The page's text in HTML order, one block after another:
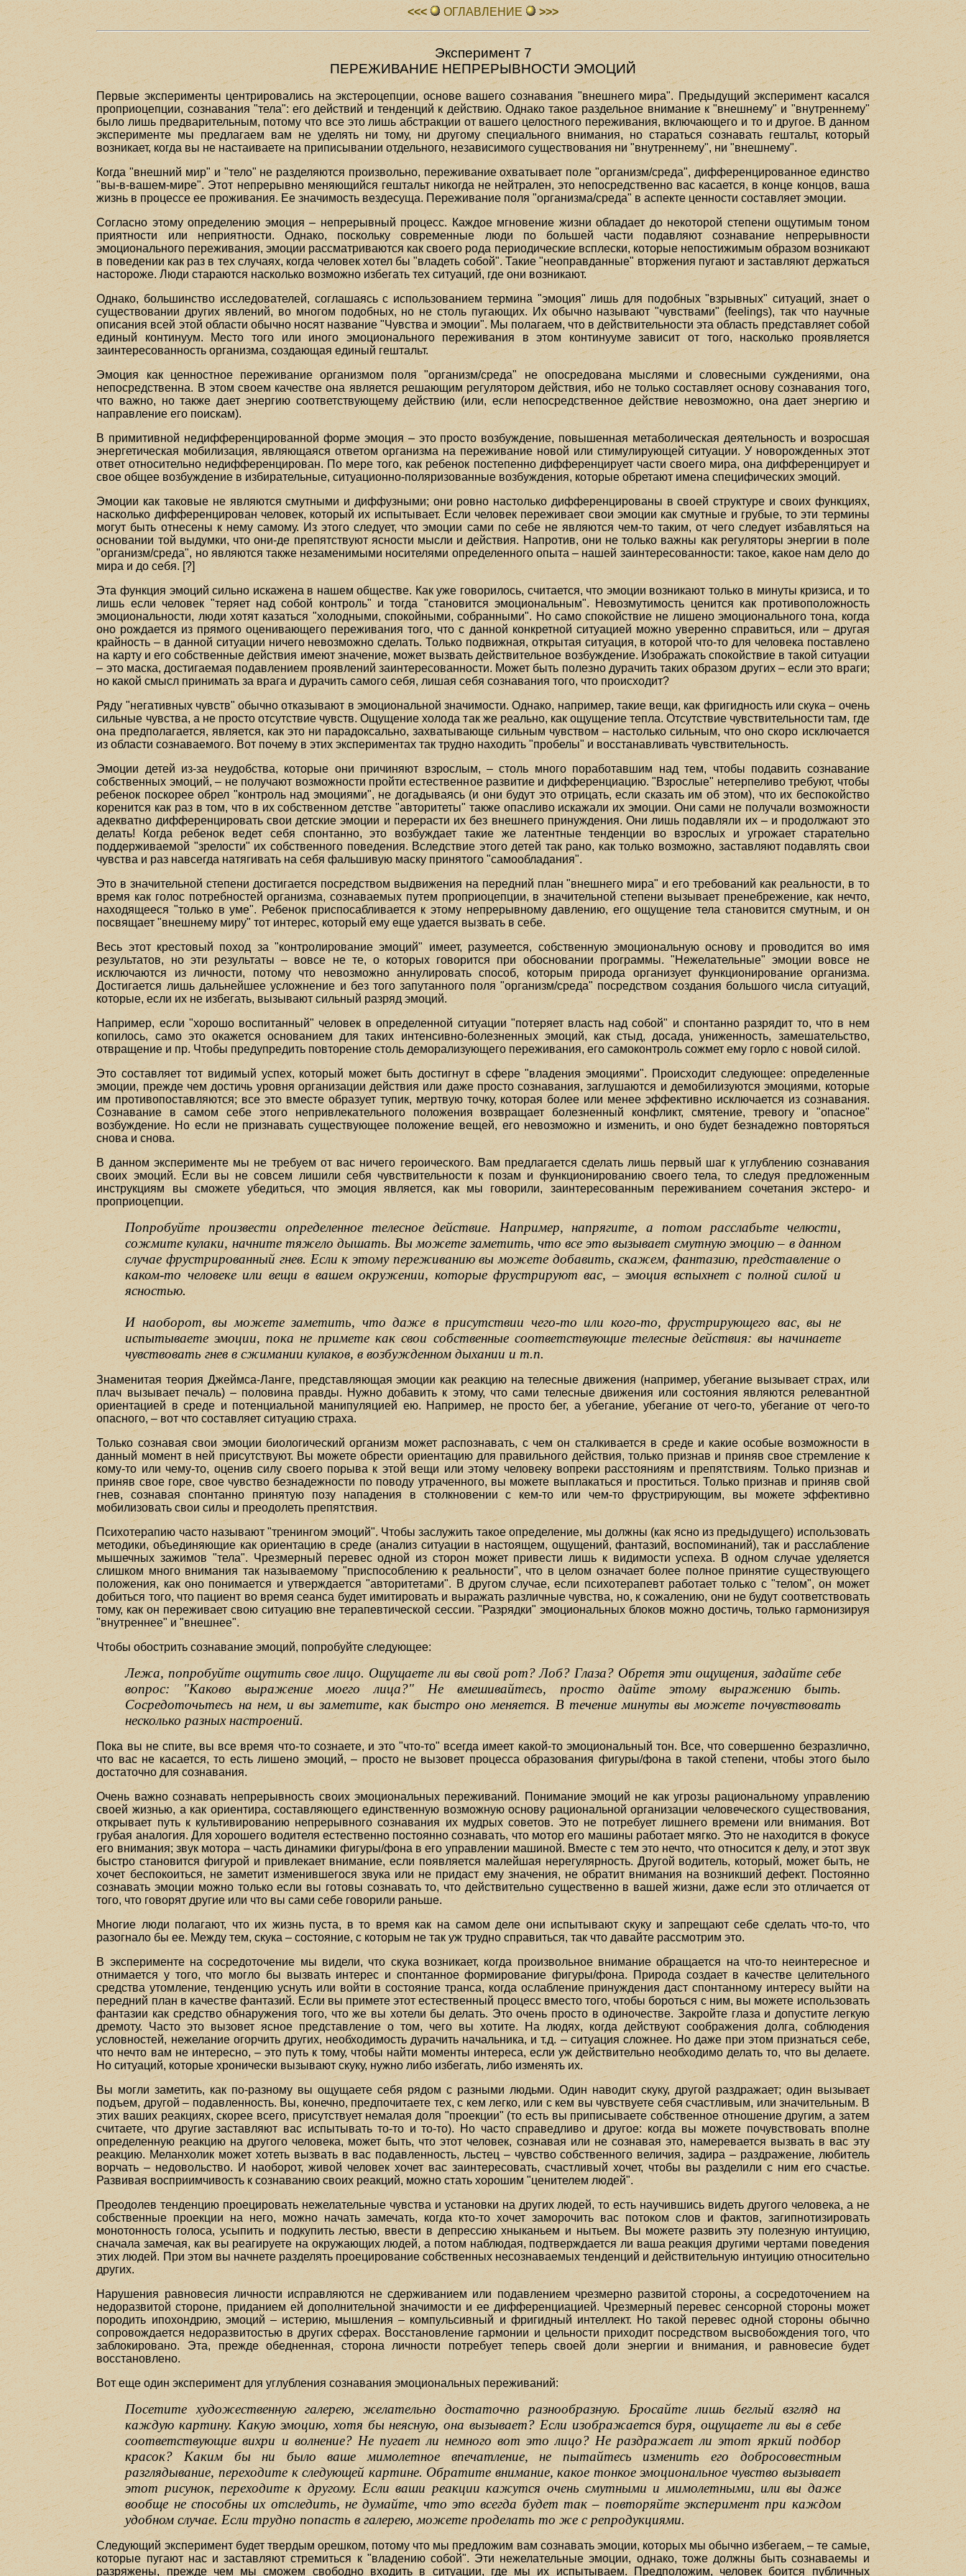
<<< ОГЛАВЛЕHИЕ >>>
Эксперимент 7
ПЕРЕЖИВАНИЕ НЕПРЕРЫВНОСТИ ЭМОЦИЙ
Первые эксперименты центрировались на экстероцепции, основе вашего сознавания "внешнего мира". Предыдущий эксперимент касался
проприоцепции, сознавания "тела": его действий и тенденций к действию. Однако такое раздельное внимание к "внешнему" и "внутреннему"
было лишь предварительным, потому что все это лишь абстракции от вашего целостного переживания, включающего и то и другое. В данном
эксперименте мы предлагаем вам не уделять ни тому, ни другому специального внимания, но стараться сознавать гештальт, который
возникает, когда вы не настаиваете на приписывании отдельного, независимого существования ни "внутреннему", ни "внешнему".
Когда "внешний мир" и "тело" не разделяются произвольно, переживание охватывает поле "организм/среда", дифференцированное единство
"вы-в-вашем-мире". Этот непрерывно меняющийся гештальт никогда не нейтрален, это непосредственно вас касается, в конце концов, ваша
жизнь в процессе ее проживания. Ее значимость вездесуща. Переживание поля "организма/среда" в аспекте ценности составляет эмоции.
Согласно этому определению эмоция – непрерывный процесс. Каждое мгновение жизни обладает до некоторой степени ощутимым тоном
приятности или неприятности. Однако, поскольку современные люди по большей части подавляют сознавание непрерывности
эмоционального переживания, эмоции рассматриваются как своего рода периодические всплески, которые непостижимым образом возникают
в поведении как раз в тех случаях, когда человек хотел бы "владеть собой". Такие "неоправданные" вторжения пугают и заставляют держаться
настороже. Люди стараются насколько возможно избегать тех ситуаций, где они возникают.
Однако, большинство исследователей, соглашаясь с использованием термина "эмоция" лишь для подобных "взрывных" ситуаций, знает о
существовании других явлений, во многом подобных, но не столь пугающих. Их обычно называют "чувствами" (feelings), так что научные
описания всей этой области обычно носят название "Чувства и эмоции". Мы полагаем, что в действительности эта область представляет собой
единый континуум. Место того или иного эмоционального переживания в этом континууме зависит от того, насколько проявляется
заинтересованность организма, создающая единый гештальт.
Эмоция как ценностное переживание организмом поля "организм/среда" не опосредована мыслями и словесными суждениями, она
непосредственна. В этом своем качестве она является решающим регулятором действия, ибо не только составляет основу сознавания того,
что важно, но также дает энергию соответствующему действию (или, если непосредственное действие невозможно, она дает энергию и
направление его поискам).
В примитивной недифференцированной форме эмоция – это просто возбуждение, повышенная метаболическая деятельность и возросшая
энергетическая мобилизация, являющаяся ответом организма на переживание новой или стимулирующей ситуации. У новорожденных этот
ответ относительно недифференцирован. По мере того, как ребенок постепенно дифференцирует части своего мира, она дифференцирует и
свое общее возбуждение в избирательные, ситуационно-поляризованные возбуждения, которые обретают имена специфических эмоций.
Эмоции как таковые не являются смутными и диффузными; они ровно настолько дифференцированы в своей структуре и своих функциях,
насколько дифференцирован человек, который их испытывает. Если человек переживает свои эмоции как смутные и грубые, то эти термины
могут быть отнесены к нему самому. Из этого следует, что эмоции сами по себе не являются чем-то таким, от чего следует избавляться на
основании той выдумки, что они-де препятствуют ясности мысли и действия. Напротив, они не только важны как регуляторы энергии в поле
"организм/среда", но являются также незаменимыми носителями определенного опыта – нашей заинтересованности: такое, какое нам дело до
мира и до себя. [?]
Эта функция эмоций сильно искажена в нашем обществе. Как уже говорилось, считается, что эмоции возникают только в минуты кризиса, и то
лишь если человек "теряет над собой контроль" и тогда "становится эмоциональным". Невозмутимость ценится как противоположность
эмоциональности, люди хотят казаться "холодными, спокойными, собранными". Но само спокойствие не лишено эмоционального тона, когда
оно рождается из прямого оценивающего переживания того, что с данной конкретной ситуацией можно уверенно справиться, или – другая
крайность – в данной ситуации ничего невозможно сделать. Только подвижная, открытая ситуация, в которой что-то для человека поставлено
на карту и его собственные действия имеют значение, может вызвать действительное возбуждение. Изображать спокойствие в такой ситуации
– это маска, достигаемая подавлением проявлений заинтересованности. Может быть полезно дурачить таких образом других – если это враги;
но какой смысл принимать за врага и дурачить самого себя, лишая себя сознавания того, что происходит?
Ряду "негативных чувств" обычно отказывают в эмоциональной значимости. Однако, например, такие вещи, как фригидность или скука – очень
сильные чувства, а не просто отсутствие чувств. Ощущение холода так же реально, как ощущение тепла. Отсутствие чувствительности там, где
она предполагается, является, как это ни парадоксально, захватывающе сильным чувством – настолько сильным, что оно скоро исключается
из области сознаваемого. Вот почему в этих экспериментах так трудно находить "пробелы" и восстанавливать чувствительность.
Эмоции детей из-за неудобства, которые они причиняют взрослым, – столь много поработавшим над тем, чтобы подавить сознавание
собственных эмоций, – не получают возможности пройти естественное развитие и дифференциацию. "Взрослые" нетерпеливо требуют, чтобы
ребенок поскорее обрел "контроль над эмоциями", не догадываясь (и они будут это отрицать, если сказать им об этом), что их беспокойство
коренится как раз в том, что в их собственном детстве "авторитеты" также опасливо искажали их эмоции. Они сами не получали возможности
адекватно дифференцировать свои детские эмоции и перерасти их без внешнего принуждения. Они лишь подавляли их – и продолжают это
делать! Когда ребенок ведет себя спонтанно, это возбуждает такие же латентные тенденции во взрослых и угрожает старательно
поддерживаемой "зрелости" их собственного поведения. Вследствие этого детей так рано, как только возможно, заставляют подавлять свои
чувства и раз навсегда натягивать на себя фальшивую маску принятого "самообладания".
Это в значительной степени достигается посредством выдвижения на передний план "внешнего мира" и его требований как реальности, в то
время как голос потребностей организма, сознаваемых путем проприоцепции, в значительной степени вызывает пренебрежение, как нечто,
находящееся "только в уме". Ребенок приспосабливается к этому непрерывному давлению, его ощущение тела становится смутным, и он
посвящает "внешнему миру" тот интерес, который ему еще удается вызвать в себе.
Весь этот крестовый поход за "контролирование эмоций" имеет, разумеется, собственную эмоциональную основу и проводится во имя
результатов, но эти результаты – вовсе не те, о которых говорится при обосновании программы. "Нежелательные" эмоции вовсе не
исключаются из личности, потому что невозможно аннулировать способ, которым природа организует функционирование организма.
Достигается лишь дальнейшее усложнение и без того запутанного поля "организм/среда" посредством создания большого числа ситуаций,
которые, если их не избегать, вызывают сильный разряд эмоций.
Например, если "хорошо воспитанный" человек в определенной ситуации "потеряет власть над собой" и спонтанно разрядит то, что в нем
копилось, само это окажется основанием для таких интенсивно-болезненных эмоций, как стыд, досада, униженность, замешательство,
отвращение и пр. Чтобы предупредить повторение столь деморализующего переживания, его самоконтроль сожмет ему горло с новой силой.
Это составляет тот видимый успех, который может быть достигнут в сфере "владения эмоциями". Происходит следующее: определенные
эмоции, прежде чем достичь уровня организации действия или даже просто сознавания, заглушаются и демобилизуются эмоциями, которые
им противопоставляются; все это вместе образует тупик, мертвую точку, которая более или менее эффективно исключается из сознавания.
Сознавание в самом себе этого непривлекательного положения возвращает болезненный конфликт, смятение, тревогу и "опасное"
возбуждение. Но если не признавать существующее положение вещей, его невозможно и изменить, и оно будет безнадежно повторяться
снова и снова.
В данном эксперименте мы не требуем от вас ничего героического. Вам предлагается сделать лишь первый шаг к углублению сознавания
своих эмоций. Если вы не совсем лишили себя чувствительности к позам и функционированию своего тела, то следуя предложенным
инструкциям вы сможете убедиться, что эмоция является, как мы говорили, заинтересованным переживанием сочетания экстеро- и
проприоцепции.
Попробуйте произвести определенное телесное действие. Например, напрягите, а потом расслабьте челюсти,
сожмите кулаки, начните тяжело дышать. Вы можете заметить, что все это вызывает смутную эмоцию – в данном
случае фрустрированный гнев. Если к этому переживанию вы можете добавить, скажем, фантазию, представление о
каком-то человеке или вещи в вашем окружении, которые фрустрируют вас, – эмоция вспыхнет с полной силой и
ясностью.
И наоборот, вы можете заметить, что даже в присутствии чего-то или кого-то, фрустрирующего вас, вы не
испытываете эмоции, пока не примете как свои собственные соответствующие телесные действия: вы начинаете
чувствовать гнев в сжимании кулаков, в возбужденном дыхании и т.п.
Знаменитая теория Джеймса-Ланге, представляющая эмоции как реакцию на телесные движения (например, убегание вызывает страх, или
плач вызывает печаль) – половина правды. Нужно добавить к этому, что сами телесные движения или состояния являются релевантной
ориентацией в среде и потенциальной манипуляцией ею. Например, не просто бег, а убегание, убегание от чего-то, убегание от чего-то
опасного, – вот что составляет ситуацию страха.
Только сознавая свои эмоции биологический организм может распознавать, с чем он сталкивается в среде и какие особые возможности в
данный момент в ней присутствуют. Вы можете обрести ориентацию для правильного действия, только признав и приняв свое стремление к
кому-то или чему-то, оценив силу своего порыва к этой вещи или этому человеку вопреки расстояниям и препятствиям. Только признав и
приняв свое горе, свое чувство безнадежности по поводу утраченного, вы можете выплакаться и проститься. Только признав и приняв свой
гнев, сознавая спонтанно принятую позу нападения в столкновении с кем-то или чем-то фрустрирующим, вы можете эффективно
мобилизовать свои силы и преодолеть препятствия.
Психотерапию часто называют "тренингом эмоций". Чтобы заслужить такое определение, мы должны (как ясно из предыдущего) использовать
методики, объединяющие как ориентацию в среде (анализ ситуации в настоящем, ощущений, фантазий, воспоминаний), так и расслабление
мышечных зажимов "тела". Чрезмерный перевес одной из сторон может привести лишь к видимости успеха. В одном случае уделяется
слишком много внимания так называемому "приспособлению к реальности", что в целом означает более полное принятие существующего
положения, как оно понимается и утверждается "авторитетами". В другом случае, если психотерапевт работает только с "телом", он может
добиться того, что пациент во время сеанса будет имитировать и выражать различные чувства, но, к сожалению, они не будут соответствовать
тому, как он переживает свою ситуацию вне терапевтической сессии. "Разрядки" эмоциональных блоков можно достичь, только гармонизируя
"внутреннее" и "внешнее".
Чтобы обострить сознавание эмоций, попробуйте следующее:
Лежа, попробуйте ощутить свое лицо. Ощущаете ли вы свой рот? Лоб? Глаза? Обретя эти ощущения, задайте себе
вопрос: "Каково выражение моего лица?" Не вмешивайтесь, просто дайте этому выражению быть.
Сосредоточьтесь на нем, и вы заметите, как быстро оно меняется. В течение минуты вы можете почувствовать
несколько разных настроений.
Пока вы не спите, вы все время что-то сознаете, и это "что-то" всегда имеет какой-то эмоциональный тон. Все, что совершенно безразлично,
что вас не касается, то есть лишено эмоций, – просто не вызовет процесса образования фигуры/фона в такой степени, чтобы этого было
достаточно для сознавания.
Очень важно сознавать непрерывность своих эмоциональных переживаний. Понимание эмоций не как угрозы рациональному управлению
своей жизнью, а как ориентира, составляющего единственную возможную основу рациональной организации человеческого существования,
открывает путь к культивированию непрерывного сознавания их мудрых советов. Это не потребует лишнего времени или внимания. Вот
грубая аналогия. Для хорошего водителя естественно постоянно сознавать, что мотор его машины работает мягко. Это не находится в фокусе
его внимания; звук мотора – часть динамики фигуры/фона в его управлении машиной. Вместе с тем это нечто, что относится к делу, и этот звук
быстро становится фигурой и привлекает внимание, если появляется малейшая нерегулярность. Другой водитель, который, может быть, не
хочет беспокоиться, не заметит изменившегося звука или не придаст ему значения, не обратит внимания на возникший дефект. Постоянно
сознавать эмоции можно только если вы готовы сознавать то, что действительно существенно в вашей жизни, даже если это отличается от
того, что говорят другие или что вы сами себе говорили раньше.
Многие люди полагают, что их жизнь пуста, в то время как на самом деле они испытывают скуку и запрещают себе сделать что-то, что
разогнало бы ее. Между тем, скука – состояние, с которым не так уж трудно справиться, так что давайте рассмотрим это.
В эксперименте на сосредоточение мы видели, что скука возникает, когда произвольное внимание обращается на что-то неинтересное и
отнимается у того, что могло бы вызвать интерес и спонтанное формирование фигуры/фона. Природа создает в качестве целительного
средства утомление, тенденцию уснуть или войти в состояние транса, когда ослабление принуждения даст спонтанному интересу выйти на
передний план в качестве фантазий. Если вы примете этот естественный процесс вместо того, чтобы бороться с ним, вы можете использовать
фантазии как средство обнаружения того, что же вы хотели бы делать. Это очень просто в одиночестве. Закройте глаза и допустите легкую
дремоту. Часто это вызовет ясное представление о том, чего вы хотите. На людях, когда действуют соображения долга, соблюдения
условностей, нежелание огорчить других, необходимость дурачить начальника, и т.д. – ситуация сложнее. Но даже при этом признаться себе,
что нечто вам не интересно, – это путь к тому, чтобы найти моменты интереса, если уж действительно необходимо делать то, что вы делаете.
Но ситуаций, которые хронически вызывают скуку, нужно либо избегать, либо изменять их.
Вы могли заметить, как по-разному вы ощущаете себя рядом с разными людьми. Один наводит скуку, другой раздражает; один вызывает
подъем, другой – подавленность. Вы, конечно, предпочитаете тех, с кем легко, или с кем вы чувствуете себя счастливым, или значительным. В
этих ваших реакциях, скорее всего, присутствует немалая доля "проекции" (то есть вы приписываете собственное отношение другим, а затем
считаете, что другие заставляют вас испытывать то-то и то-то). Но часто справедливо и другое: когда вы можете почувствовать вполне
определенную реакцию на другого человека, может быть, что этот человек, сознавая или не сознавая это, намеревается вызвать в вас эту
реакцию. Меланхолик может хотеть вызвать в вас подавленность, льстец – чувство собственного величия, задира – раздражение, любитель
ворчать – недовольство. И наоборот, живой человек хочет вас заинтересовать, счастливый хочет, чтобы вы разделили с ним его счастье.
Развивая восприимчивость к сознаванию своих реакций, можно стать хорошим "ценителем людей".
Преодолев тенденцию проецировать нежелательные чувства и установки на других людей, то есть научившись видеть другого человека, а не
собственные проекции на него, можно начать замечать, когда кто-то хочет заморочить вас потоком слов и фактов, загипнотизировать
монотонность голоса, усыпить и подкупить лестью, ввести в депрессию хныканьем и нытьем. Вы можете развить эту полезную интуицию,
сначала замечая, как вы реагируете на окружающих людей, а потом наблюдая, подтверждается ли ваша реакция другими чертами поведения
этих людей. При этом вы начнете разделять проецирование собственных несознаваемых тенденций и действительную интуицию относительно
других.
Нарушения равновесия личности исправляются не сдерживанием или подавлением чрезмерно развитой стороны, а сосредоточением на
недоразвитой стороне, приданием ей дополнительной значимости и ее дифференциацией. Чрезмерный перевес сенсорной стороны может
породить ипохондрию, эмоций – истерию, мышления – компульсивный и фригидный интеллект. Но такой перевес одной стороны обычно
сопровождается недоразвитостью в других сферах. Восстановление гармонии и цельности приходит посредством высвобождения того, что
заблокировано. Эта, прежде обедненная, сторона личности потребует теперь своей доли энергии и внимания, и равновесие будет
восстановлено.
Вот еще один эксперимент для углубления сознавания эмоциональных переживаний:
Посетите художественную галерею, желательно достаточно разнообразную. Бросайте лишь беглый взгляд на
каждую картину. Какую эмоцию, хотя бы неясную, она вызывает? Если изображается буря, ощущаете ли вы в себе
соответствующие вихри и волнение? Не пугает ли немного вот это лицо? Не раздражает ли этот яркий подбор
красок? Каким бы ни было ваше мимолетное впечатление, не пытайтесь изменить его добросовестным
разглядывание, переходите к следующей картине. Обратите внимание, какое тонкое эмоциональное чувство вызывает
этот рисунок, переходите к другому. Если ваши реакции кажутся очень смутными и мимолетными, или вы даже
вообще не способны их отследить, не думайте, что это всегда будет так – повторяйте эксперимент при каждом
удобном случае. Если трудно попасть в галерею, можете проделать то же с репродукциями.
Следующий эксперимент будет твердым орешком, потому что мы предложим вам сознавать эмоции, которых мы обычно избегаем, – те самые,
которые пугают нас и заставляют стремиться к "владению собой". Эти нежелательные эмоции, однако, тоже должны быть сознаваемы и
разряжены, прежде чем мы сможем свободно входить в ситуации, где мы их испытываем. Предположим, человек боится публичных